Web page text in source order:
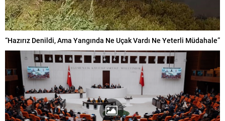
“Hazırız Denildi, Ama Yangında Ne Uçak Vardı Ne Yeterli Müdahale”